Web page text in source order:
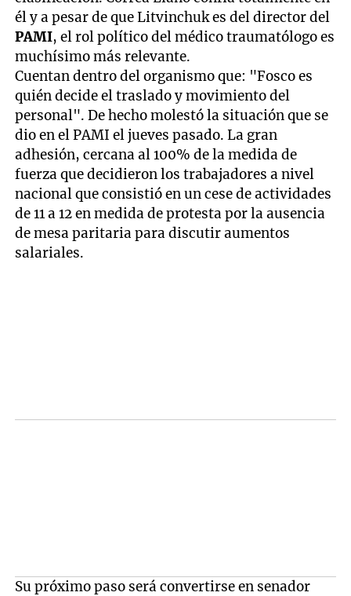
él y a pesar de que Litvinchuk es del director del
PAMI, el rol político del médico traumatólogo es
muchísimo más relevante.
Cuentan dentro del organismo que: "Fosco es
quién decide el traslado y movimiento del
personal". De hecho molestó la situación que se
dio en el PAMI el jueves pasado. La gran
adhesión, cercana al 100% de la medida de
fuerza que decidieron los trabajadores a nivel
nacional que consistió en un cese de actividades
de 11 a 12 en medida de protesta por la ausencia
de mesa paritaria para discutir aumentos
salariales.
Su próximo paso será convertirse en senador